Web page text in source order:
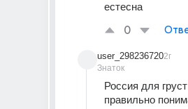
естесна
0
user_298236720
Знаток
2г
Россия для
правильно